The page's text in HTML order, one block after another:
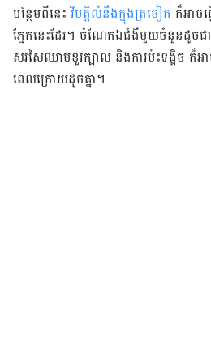
បន្ថែម​ពី​នេះ​វិបត្តិ​​លំនឹង​ក្នុង​ត្រចៀក ក៏​អាច​
ភ្នែក​នេះ​ដែរ​។ ចំណែក​ឯ​ជំងឺ​មួយ​ចំនួន​ដូចជ
សរសៃ​ឈាម​ខួរ​ក្បាល​ និង​ការ​ប៉ះទង្គិច​ ក៏​អា
ពេល​ក្រោយ​ដូច​គ្នា។